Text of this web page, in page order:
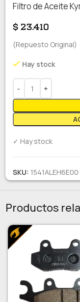
Filtro de Aceite
$23.410
(Repuesto Original)
Hay stock
✓ Hay stock
SKU: 1541ALEH6E00
Productos